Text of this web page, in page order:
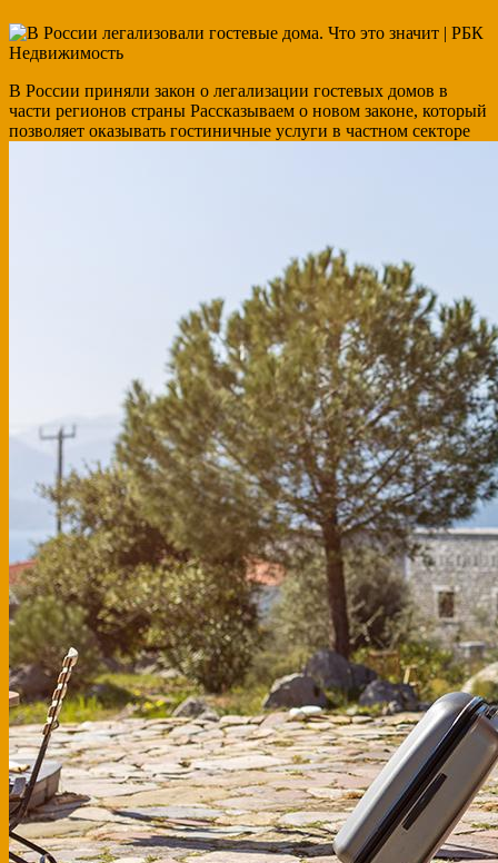
В России приняли закон о легализации гостевых домов в
части регионов страны Рассказываем о новом законе, который
позволяет оказывать гостиничные услуги в частном секторе